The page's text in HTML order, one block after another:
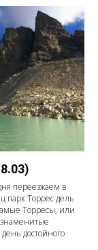
переезжаем в
парк Торрес дель
Торресы, или
достойного